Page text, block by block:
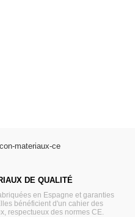
DE QUALITÉ
en Espagne et garanties
bénéficient d'un cahier des
respectueux des normes CE.